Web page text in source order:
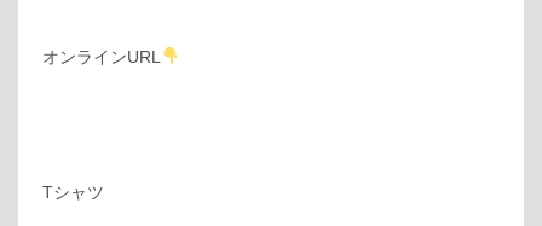
オンラインURL
Tシャツ